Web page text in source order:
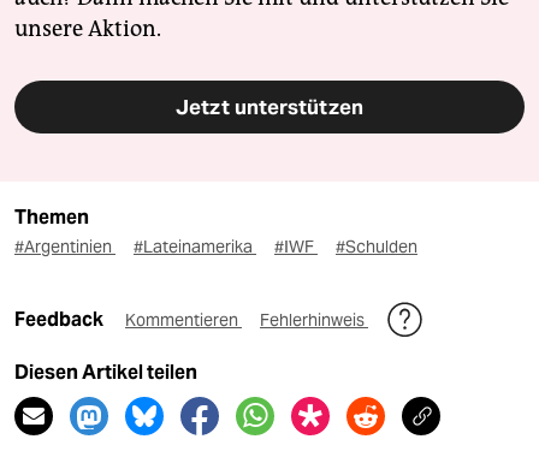
unsere Aktion.
Jetzt unterstützen
Themen
#Argentinien #Lateinamerika #IWF #Schulden
Feedback Kommentieren Fehlerhinweis
Diesen Artikel teilen